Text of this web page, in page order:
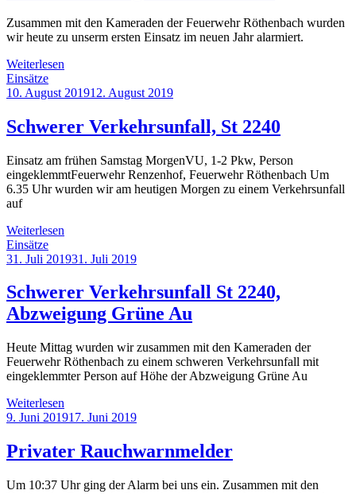
Zusammen mit den Kameraden der Feuerwehr Röthenbach wurden
wir heute zu unserm ersten Einsatz im neuen Jahr alarmiert.
Weiterlesen
Einsätze
10. August 201912. August 2019
Schwerer Verkehrsunfall, St 2240
Einsatz am frühen Samstag MorgenVU, 1-2 Pkw, Person
eingeklemmtFeuerwehr Renzenhof, Feuerwehr Röthenbach Um
6.35 Uhr wurden wir am heutigen Morgen zu einem Verkehrsunfall
auf
Weiterlesen
Einsätze
31. Juli 201931. Juli 2019
Schwerer Verkehrsunfall St 2240,
Abzweigung Grüne Au
Heute Mittag wurden wir zusammen mit den Kameraden der
Feuerwehr Röthenbach zu einem schweren Verkehrsunfall mit
eingeklemmter Person auf Höhe der Abzweigung Grüne Au
Weiterlesen
9. Juni 201917. Juni 2019
Privater Rauchwarnmelder
Um 10:37 Uhr ging der Alarm bei uns ein. Zusammen mit den